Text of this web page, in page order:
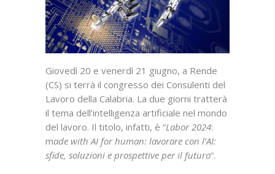
Giovedì 20 e venerdì 21 giugno, a Rende
(CS) si terrà il congresso dei Consulenti del
Lavoro della Calabria. La due giorni tratterà
il tema dell’intelligenza artificiale nel mondo
del lavoro. Il titolo, infatti, è “Labor 2024:
made with AI for human: lavorare con l’AI:
sfide, soluzioni e prospettive per il futuro“.